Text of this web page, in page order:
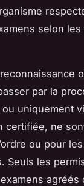
selon les
par la
uniquement
certifiée, ne
ou pour
Seuls les
agréés